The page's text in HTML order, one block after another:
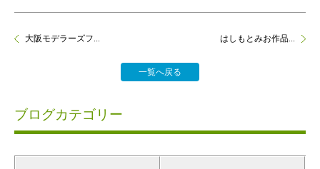
大阪モデラーズフ...
一覧へ戻る
はしもとみお作品...
ブログカテゴリー